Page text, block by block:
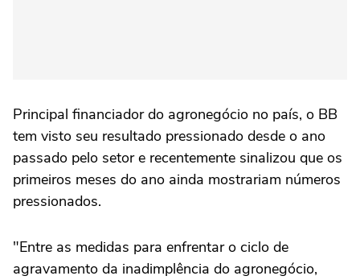
Principal financiador do agronegócio no país, o BB
tem visto seu resultado pressionado desde o ano
passado pelo setor e recentemente sinalizou que os
primeiros meses do ano ainda mostrariam números
pressionados.
"Entre as medidas para enfrentar o ciclo de
agravamento da inadimplência do agronegócio,